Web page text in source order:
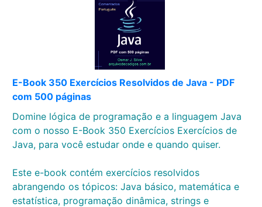
E-Book 350 Exercícios Resolvidos de Java - PDF
com 500 páginas
Domine lógica de programação e a linguagem Java
com o nosso E-Book 350 Exercícios Exercícios de
Java, para você estudar onde e quando quiser.
Este e-book contém exercícios resolvidos
abrangendo os tópicos: Java básico, matemática e
estatística, programação dinâmica, strings e